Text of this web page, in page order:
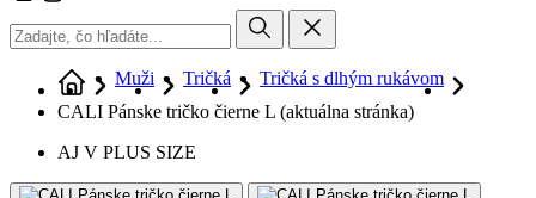
Muži Tričká
Tričká s dlhým rukávom
CALI Pánske tričko čierne L (aktuálna stránka)
AJ V PLUS SIZE